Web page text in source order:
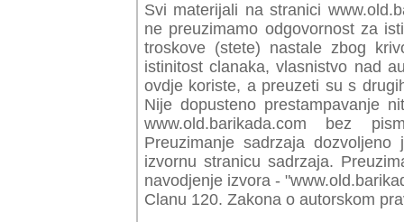
Svi materijali na stranici
preuzimamo odgovornost za
troskove (stete) nastale zbog
istinitost clanaka, vlasnistvo nad
ovdje koriste, a preuzeti su s
Nije dopusteno prestampavanje
www.old.barikada.com bez
Preuzimanje sadrzaja
izvornu stranicu sadrzaja.
navodjenje izvora -
Clanu 120. Zakona o autorskom